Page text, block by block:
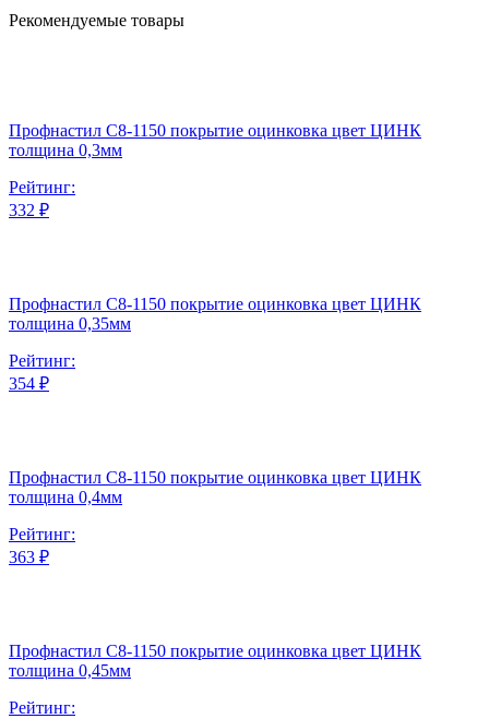
Рекомендуемые товары
Профнастил С8-1150 покрытие оцинковка цвет ЦИНК
толщина 0,3мм
Рейтинг:
332 ₽
Профнастил С8-1150 покрытие оцинковка цвет ЦИНК
толщина 0,35мм
Рейтинг:
354 ₽
Профнастил С8-1150 покрытие оцинковка цвет ЦИНК
толщина 0,4мм
Рейтинг:
363 ₽
Профнастил С8-1150 покрытие оцинковка цвет ЦИНК
толщина 0,45мм
Рейтинг: